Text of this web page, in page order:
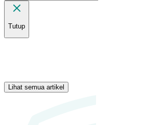
Tutup
Lihat semua artikel